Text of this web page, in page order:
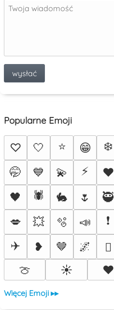
Popularne Emoji
♡ 🤍 ⭐ 😁 ❄️
🤭
💙 💫 ⚡ ♥️
🖤
🕷️ 🐇 🌷 🥷
💋
💥 🫧 📣 ❗
✈️
❥ 🤎 🌌 🫟
🍈
☀️ ❤️
Więcej Emoji ▸▸